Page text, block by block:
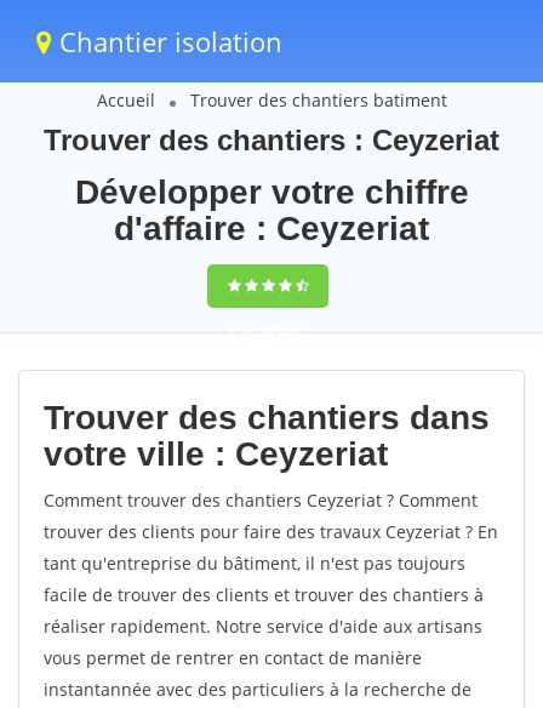
Chantier isolation
Accueil Trouver des chantiers batiment
Trouver des chantiers : Ceyzeriat
Développer votre chiffre
d'affaire : Ceyzeriat
9,5(100%)61
votes
Trouver des chantiers dans
votre ville : Ceyzeriat
Comment trouver des chantiers Ceyzeriat ? Comment
trouver des clients pour faire des travaux Ceyzeriat ? En
tant qu'entreprise du bâtiment, il n'est pas toujours
facile de trouver des clients et trouver des chantiers à
réaliser rapidement. Notre service d'aide aux artisans
vous permet de rentrer en contact de manière
instantannée avec des particuliers à la recherche de